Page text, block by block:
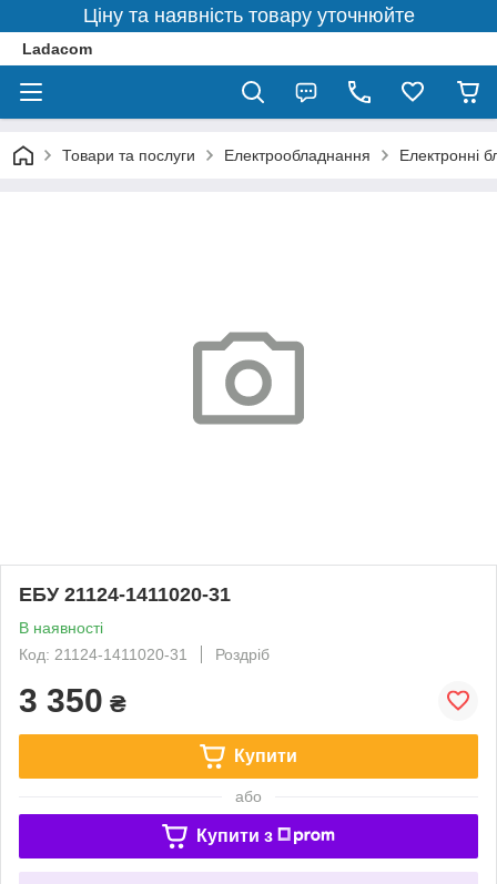
Ціну та наявність товару уточнюйте
Ladacom
Товари та послуги Електрообладнання Електронні
ЕБУ 21124-1411020-31
В наявності
Код: 21124-1411020-31
Роздріб
3 350 ₴
Купити
або
Купити з